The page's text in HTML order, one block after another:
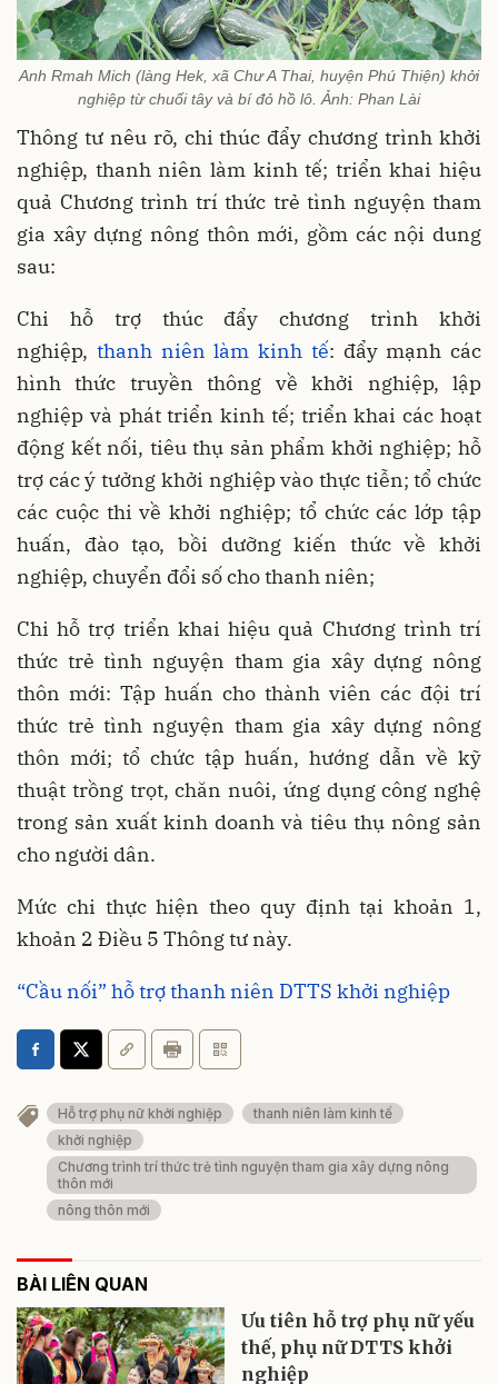
Anh Rmah Mich (làng Hek, xã Chư A Thai, huyện Phú Thiện) khởi
nghiệp từ chuối tây và bí đỏ hồ lô. Ảnh: Phan Lài
Thông tư nêu rõ, chi thúc đẩy chương trình khởi
nghiệp, thanh niên làm kinh tế; triển khai hiệu
quả Chương trình trí thức trẻ tình nguyện tham
gia xây dựng nông thôn mới, gồm các nội dung
sau:
Chi hỗ trợ thúc đẩy chương trình khởi
nghiệp, thanh niên làm kinh tế: đẩy mạnh các
hình thức truyền thông về khởi nghiệp, lập
nghiệp và phát triển kinh tế; triển khai các hoạt
động kết nối, tiêu thụ sản phẩm khởi nghiệp; hỗ
trợ các ý tưởng khởi nghiệp vào thực tiễn; tổ chức
các cuộc thi về khởi nghiệp; tổ chức các lớp tập
huấn, đào tạo, bồi dưỡng kiến thức về khởi
nghiệp, chuyển đổi số cho thanh niên;
Chi hỗ trợ triển khai hiệu quả Chương trình trí
thức trẻ tình nguyện tham gia xây dựng nông
thôn mới: Tập huấn cho thành viên các đội trí
thức trẻ tình nguyện tham gia xây dựng nông
thôn mới; tổ chức tập huấn, hướng dẫn về kỹ
thuật trồng trọt, chăn nuôi, ứng dụng công nghệ
trong sản xuất kinh doanh và tiêu thụ nông sản
cho người dân.
Mức chi thực hiện theo quy định tại khoản 1,
khoản 2 Điều 5 Thông tư này.
“Cầu nối” hỗ trợ thanh niên DTTS khởi nghiệp
Hỗ trợ phụ nữ khởi nghiệp
thanh niên làm kinh tế
khởi nghiệp
Chương trình trí thức trẻ tình nguyện tham gia xây dựng nông
thôn mới
nông thôn mới
BÀI LIÊN QUAN
Ưu tiên hỗ trợ phụ nữ yếu
thế, phụ nữ DTTS khởi
nghiệp